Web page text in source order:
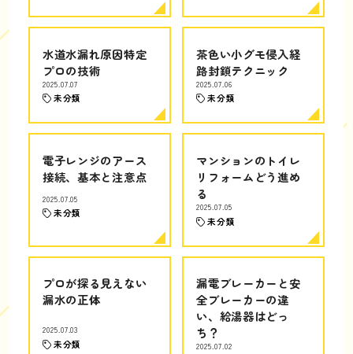
水道水漏れ原因特定
プロの技術
2025.07.07
未分類
茶色い小グモ侵入経
路封鎖テクニック
2025.07.06
未分類
電子レンジのアース
接続、基本と注意点
2025.07.05
未分類
マンションのトイレ
リフォームどう進め
る
2025.07.05
未分類
プロが探る見えない
漏水の正体
2025.07.03
未分類
漏電ブレーカーと安
全ブレーカーの違
い、給湯器はどっ
ち？
2025.07.02